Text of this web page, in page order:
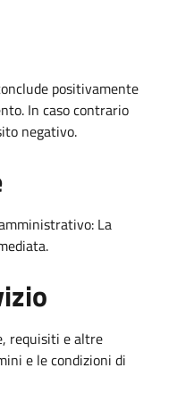
positivamente
In caso contrario
negativo.
La
requisiti e altre
e le condizioni di